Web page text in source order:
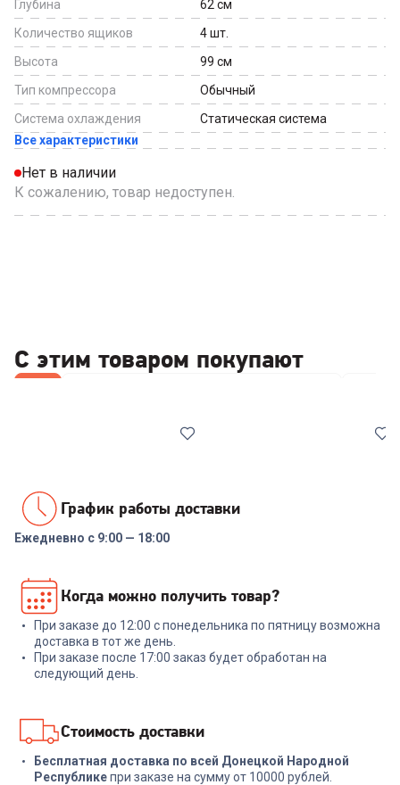
Глубина
62 см
Количество ящиков
4шт.
Высота
99 см
Тип компрессора
Обычный
Система охлаждения
Статическая система
Все характеристики
Нет в наличии
К сожалению, товар недоступен.
С этим товаром покупают
Реле напряжения Rucelf
SRW-16A 3кВА
+ 47 бонусов
1 599₽
1130 Urban Ultimate Набор из
5 ножей с подст.
10 999₽
График работы доставки
Ежедневно с 9:00 — 18:00
Когда можно получить товар?
При заказе до 12:00 с понедельника по пятницу возможна
доставка в тот же день.
При заказе после 17:00 заказ будет обработан на
следующий день.
Стоимость доставки
Бесплатная доставка по всей Донецкой Народной
Республикепри заказе на сумму от 10000 рублей.